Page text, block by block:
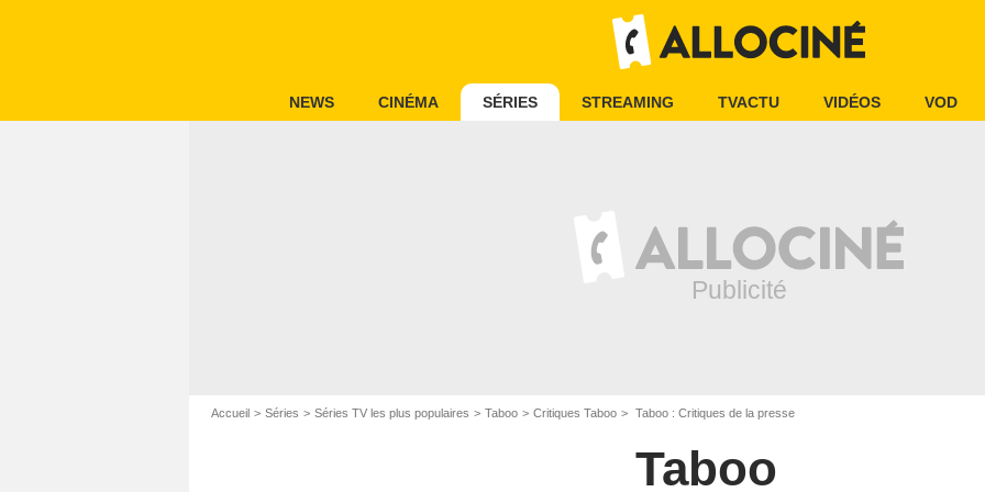
NEWS CINÉMA SÉRIES STREAMING TVACTU VIDÉOS VOD
Accueil Séries Séries TV les plus populaires Taboo Critiques Taboo Taboo : Critiques de la presse
Taboo